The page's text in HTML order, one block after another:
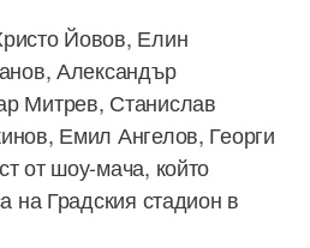
Йовов, Елин
Александър
Митрев, Станислав
Емил Ангелов, Георги
от шоу-мача, който
на Градския стадион в